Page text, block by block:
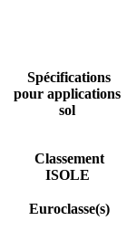
Spécifications
pour applications
sol
Classement
ISOLE
Euroclasse(s)